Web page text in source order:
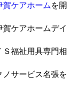
賀ケアホーム を開
ケアホームデイ
Ｓ福祉用具専門相
サービス名張を